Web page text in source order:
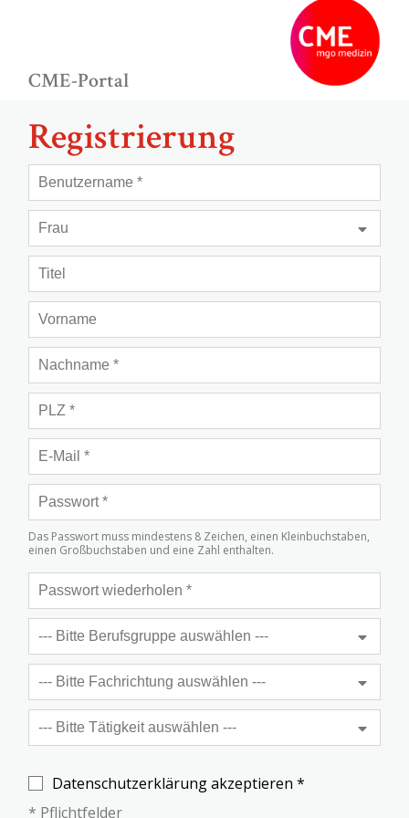
CME-Portal
Registrierung
Das Passwort muss mindestens 8 Zeichen, einen Kleinbuchstaben,
einen Großbuchstaben und eine Zahl enthalten.
Datenschutzerklärung akzeptieren *
* Pflichtfelder